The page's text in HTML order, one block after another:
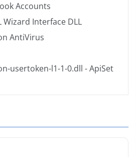
Accounts
Wizard Interface DLL
AntiVirus
usertoken-l1-1-0.dll - ApiSet